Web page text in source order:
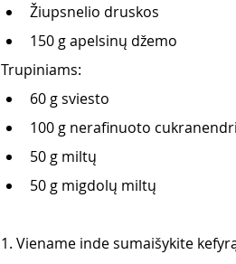
Žiupsnelio druskos
150 g apelsinų džemo
Trupiniams:
60 g sviesto
100 g nerafinuoto
50 g miltų
50 g migdolų miltų
1. Viename inde sumaišykite